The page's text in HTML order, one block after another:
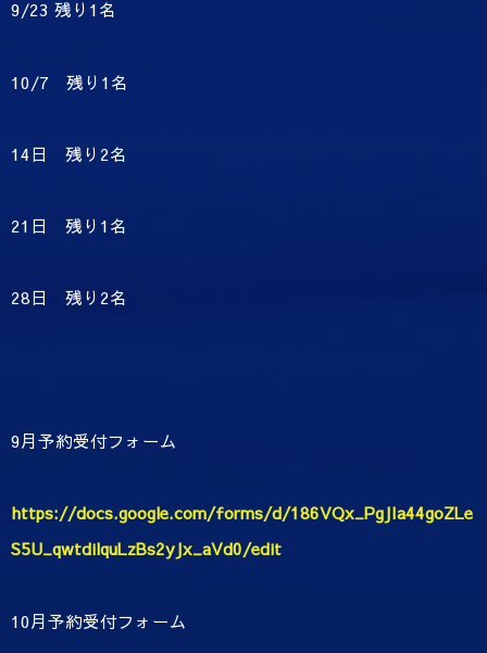
9/23 残り1名
10/7 残り1名
14日 残り2名
21日 残り1名
28日 残り2名
9月予約受付フォーム
https://docs.google.com/forms/d/186VQx_PgJIa44goZLe
S5U_qwtdilquLzBs2yJx_aVd0/edit
10月予約受付フォーム